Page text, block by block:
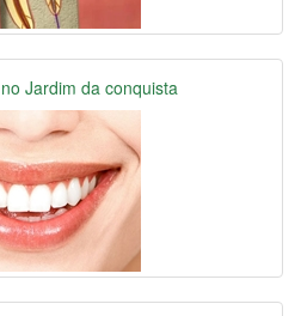
Jardim da conquista